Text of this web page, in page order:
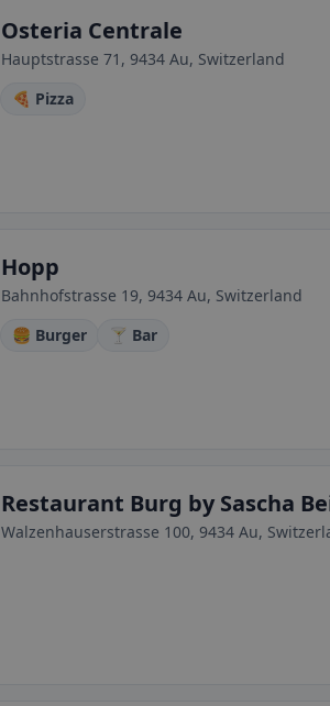
Osteria Centrale
Hauptstrasse 71, 9434 Au, Switzerland
🍕 Pizza
Hopp
Bahnhofstrasse 19, 9434 Au, Switzerland
🍔 Burger 🍸 Bar
Restaurant Burg by Sascha
Walzenhauserstrasse 100, 9434 Au,